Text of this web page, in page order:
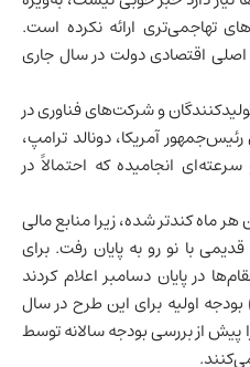
تهاجمی‌تری ارائه نکرده است.
اقتصادی دولت در سال جاری
تولیدکنندگان و شرکت‌هایفناوریدر
آمریکا، دونالد ترامپ،
انجامیده که احتمالاً در
هر ماه کندتر شده، زیرا منابع مالی
با نو رو به پایان رفت. برای
در پایان دسامبر اعلام کردند
میلیارد دلار) بودجه اولیه برای این طرح در سال
پیش از بررسی بودجه سالانه توسط